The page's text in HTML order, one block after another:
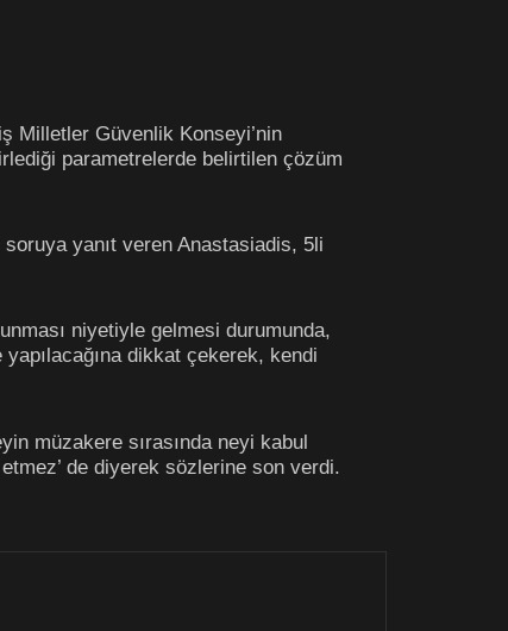
Milletler Güvenlik Konseyi’nin
parametrelerde belirtilen çözüm
yanıt veren Anastasiadis, 5li
niyetiyle gelmesi durumunda,
dikkat çekerek, kendi
müzakere sırasında neyi kabul
de diyerek sözlerine son verdi.